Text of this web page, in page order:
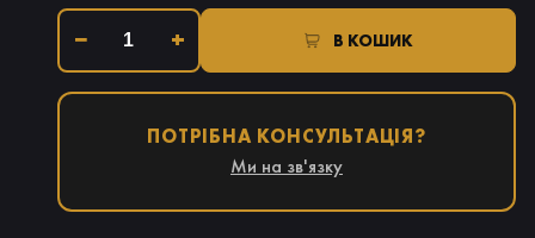
− + В КОШИК
ПОТРІБНА КОНСУЛЬТАЦІЯ?
Ми на зв'язку